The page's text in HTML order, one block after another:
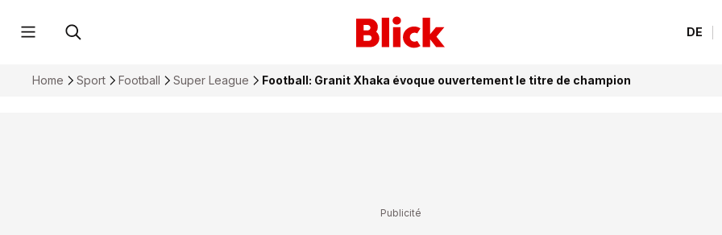
DE
Home Sport Football Super League Football: Granit Xhaka évoque ouvertement le titre de champion